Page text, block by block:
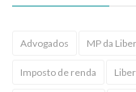
Advogados MP da
Imposto de renda